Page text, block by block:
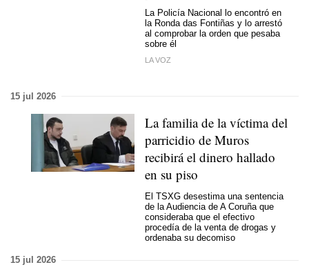
La Policía Nacional lo encontró en
la Ronda das Fontiñas y lo arrestó
al comprobar la orden que pesaba
sobre él
LA VOZ
15 jul 2026
La familia de la víctima del
parricidio de Muros
recibirá el dinero hallado
en su piso
El TSXG desestima una sentencia
de la Audiencia de A Coruña que
consideraba que el efectivo
procedía de la venta de drogas y
ordenaba su decomiso
15 jul 2026